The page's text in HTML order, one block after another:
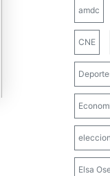
amdc
CNE
Elsa